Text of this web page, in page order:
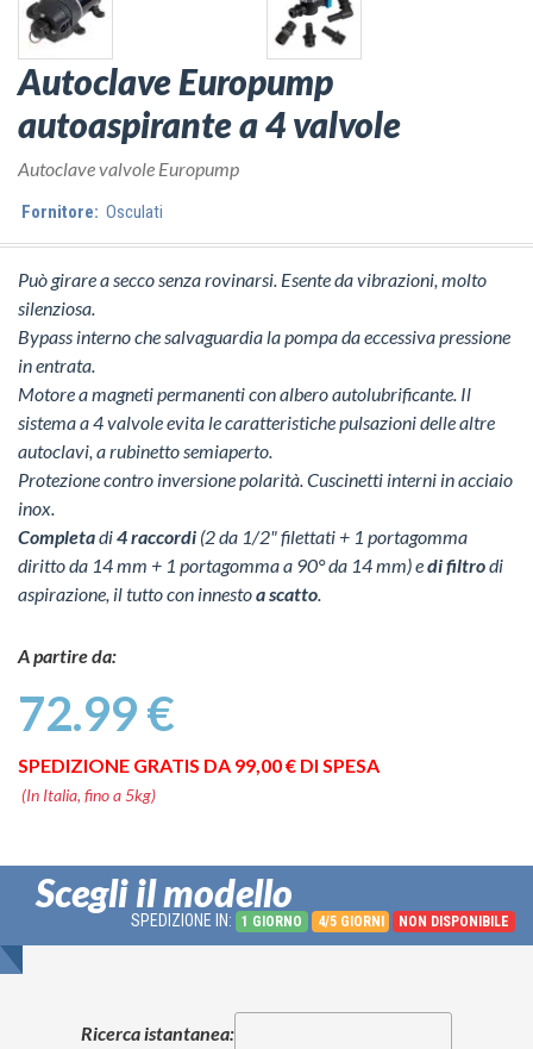
Autoclave Europump
autoaspirante a 4 valvole
Autoclave valvole Europump
Fornitore: Osculati
Può girare a secco senza rovinarsi. Esente da vibrazioni, molto
silenziosa.
Bypass interno che salvaguardia la pompa da eccessiva pressione
in entrata.
Motore a magneti permanenti con albero autolubrificante. Il
sistema a 4 valvole evita le caratteristiche pulsazioni delle altre
autoclavi, a rubinetto semiaperto.
Protezione contro inversione polarità. Cuscinetti interni in acciaio
inox.
Completadi4 raccordi (2 da 1/2" filettati + 1 portagomma
diritto da 14 mm + 1 portagomma a 90° da 14 mm) edi filtrodi
aspirazione, il tutto con innestoa scatto
A partire da:
72.99 €
SPEDIZIONE GRATIS DA 99,00 € DI SPESA
(In Italia, fino a 5kg)
Scegli il modello
SPEDIZIONE IN: 1 GIORNO 4/5 GIORNI NON DISPONIBILE
Ricerca istantanea: